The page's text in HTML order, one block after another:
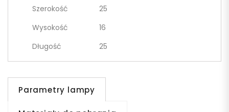
Szerokość
25
Wysokość
16
Długość
25
Parametry lampy